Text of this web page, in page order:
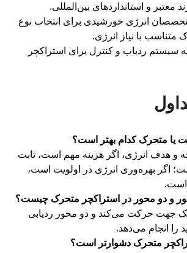
معتبر و استانداردهای بین‌المللی.
انرژی خورشیدی برای انتخاب نوع
متناسب با نیاز انرژی.
سیستم ردیاب و کنترل برای استراکچر
یا متحرک کدام بهتر است؟
و هدف انرژی، اگر هزینه مهم است، ثابت
اگر بهره‌وری انرژی در اولویت است،
است.
و دو محور در استراکچر متحرک چیست؟
جهت حرکت می‌کند و دو محور ردیابی
را انجام می‌دهد.
متحرک دشوارتر است؟